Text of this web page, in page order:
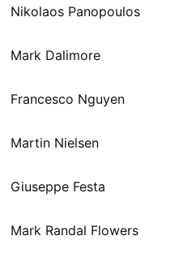
Nikolaos Panopoulos
Mark Dalimore
Francesco Nguyen
Martin Nielsen
Giuseppe Festa
Mark Randal Flowers